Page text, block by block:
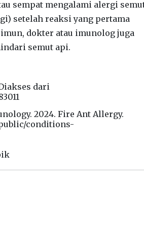
sempat mengalami alergi
setelah reaksi yang pertama
dokter atau imunolog juga
semut api.
dari
2024. Fire Ant Allergy.
conditions-